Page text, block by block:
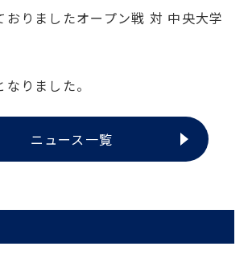
おりましたオープン戦 対 中央大学
りました。
ニュース一覧